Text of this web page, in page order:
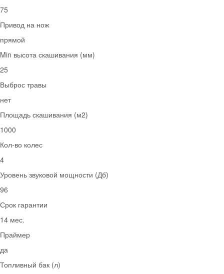
75
Привод на нож
прямой
Min высота скашивания (мм)
25
Выброс травы
нет
Площадь скашивания (м2)
1000
Кол-во колес
4
Уровень звуковой мощности (Дб)
96
Срок гарантии
14 мес.
Праймер
да
Топливный бак (л)